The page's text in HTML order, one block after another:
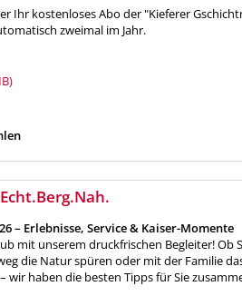
Ihr kostenloses Abo der "Kieferer
zweimal im Jahr.
– Erlebnisse, Service & Kaiser-Momente
mit unserem druckfrischen Begleiter!Ob
die Natur spüren oder mit der Familie
wir haben die besten Tipps für Sie